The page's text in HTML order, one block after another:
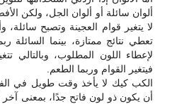
ألوان سائلة أو ألوان الجل، ولكن
لا يتغير قوام العجينة وتصبح
تعطي نتائج ممتازة، بينما السائلة
لإعطاء اللون المطلوب، وبالتالي
فيتغير القوام وربما الطعم.
الكب كيك لا يأخذ وقت طويل في
أن يكون ذو لون فاتح جدًا، بمعنى